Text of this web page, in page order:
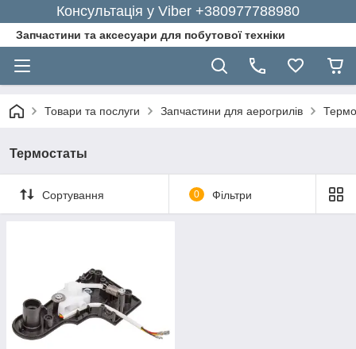
Консультація у Viber +380977788980
Запчастини та аксесуари для побутової техніки
Товари та послуги Запчастини для аерогрилів
Термостаты
Сортування 0 Фільтри